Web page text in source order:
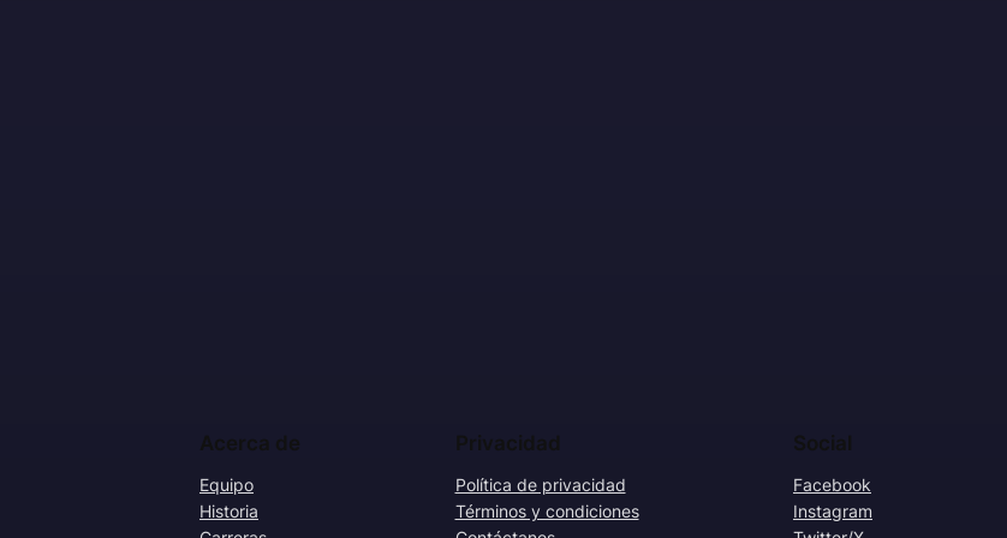
Acerca de
Equipo
Historia
Privacidad
Política de privacidad
Términos y condiciones
Social
Facebook
Instagram